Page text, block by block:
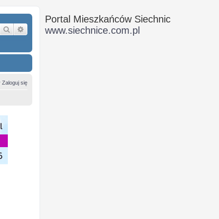
Szukaj Wyszukiwanie zaawansowane
Zaloguj się
Portal Mieszkańców Siechnic
www.siechnice.com.pl